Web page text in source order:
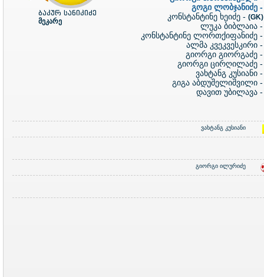
ბაკურ სანიკიძე
მეკარე
გოგი ლობჯანიძე
კონსტანტინე ხეიძე -
ლუკა ბიბლაია
კონსტანტინე ლორთქიფანიძე
ალმა კვეკვესკირი
გიორგი გიორგაძე
გიორგი ცირღილაძე
ვახტანგ კუსიანი
გიგა აბდუშელიშვილი
დავით უბილავა
ვახტანგ კუსიანი
გიორგი ილურიძე